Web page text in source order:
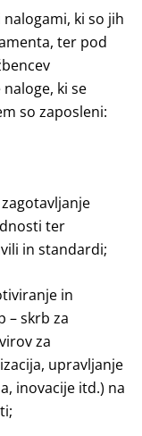
ki so jih
ter pod
ki se
so zaposleni:
ter
in standardi;
in
– skrb za
za
upravljanje
inovacije itd.) na